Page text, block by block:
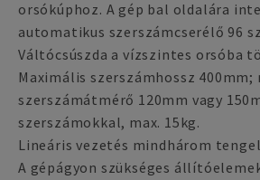
orsókúphoz. A gép bal oldalára
automatikus szerszámcserélő 96
Váltócsúszda a vízszintes orsóba
Maximális szerszámhossz 400mm;
szerszámátmérő 120mm vagy
szerszámokkal, max. 15kg.
Lineáris vezetés mindhárom
A gépágyon szükséges